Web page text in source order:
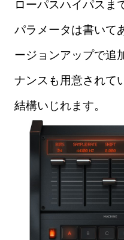
ローパスハイパスま
パラメータは書いて
ージョンアップで追
ナンスも用意されて
結構いじれます。